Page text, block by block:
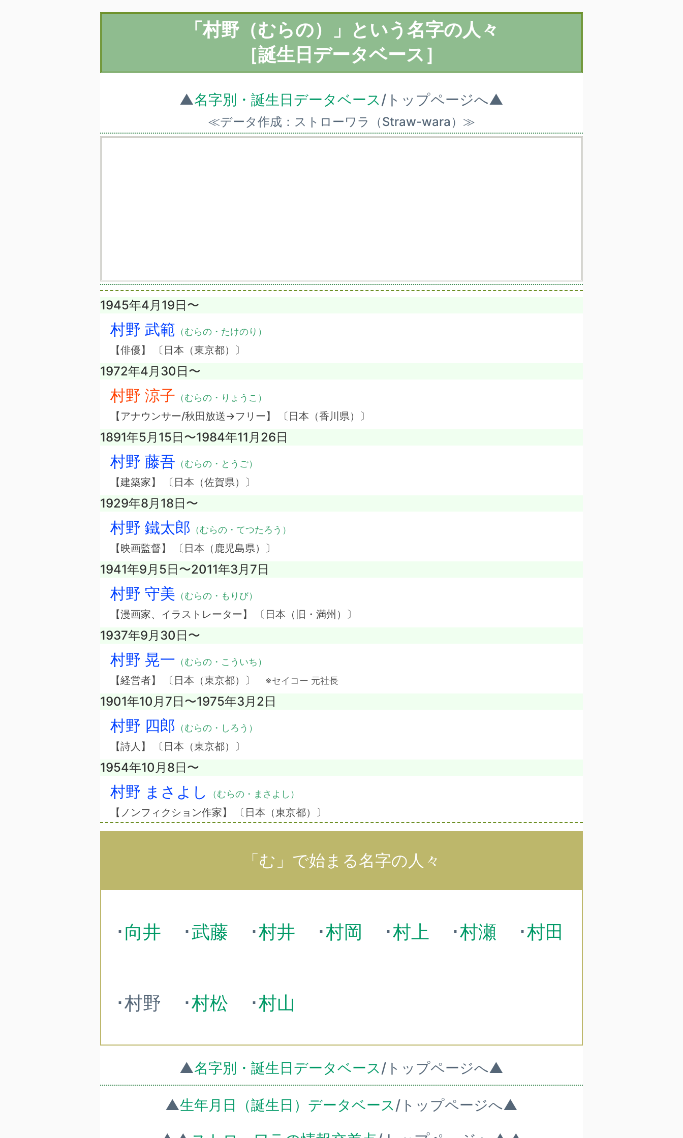
「村野（むらの）」という名字の人々
［誕生日データベース］
▲名字別・誕生日データベース/トップページへ▲
≪データ作成：ストローワラ（Straw-wara）≫
1945年4月19日〜
村野 武範 （むらの・たけのり）
【俳優】 〔日本（東京都）〕
1972年4月30日〜
村野 涼子 （むらの・りょうこ）
【アナウンサー/秋田放送→フリー】 〔日本（香川県）〕
1891年5月15日〜1984年11月26日
村野 藤吾 （むらの・とうご）
【建築家】 〔日本（佐賀県）〕
1929年8月18日〜
村野 鐵太郎 （むらの・てつたろう）
【映画監督】 〔日本（鹿児島県）〕
1941年9月5日〜2011年3月7日
村野 守美 （むらの・もりび）
【漫画家、イラストレーター】 〔日本（旧・満州）〕
1937年9月30日〜
村野 晃一 （むらの・こういち）
【経営者】 〔日本（東京都）〕 ※セイコー 元社長
1901年10月7日〜1975年3月2日
村野 四郎 （むらの・しろう）
【詩人】 〔日本（東京都）〕
1954年10月8日〜
村野 まさよし （むらの・まさよし）
【ノンフィクション作家】 〔日本（東京都）〕
「む」で始まる名字の人々
･向井 ･武藤 ･村井 ･村岡 ･村上 ･村瀬 ･村田
･村野 ･村松 ･村山
▲名字別・誕生日データベース/トップページへ▲
▲生年月日（誕生日）データベース/トップページへ▲